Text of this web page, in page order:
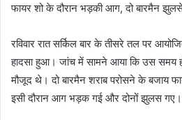
फायर शो के दौरान भड़की आग, दो बारमैन
रविवार रात सर्किल बार के तीसरे तल पर
हादसा हुआ। जांच में सामने आया कि उस
मौजूद थे। दो बारमैन शराब परोसने के बजाय
इसी दौरान आग भड़क गई और दोनों झुलस गए।